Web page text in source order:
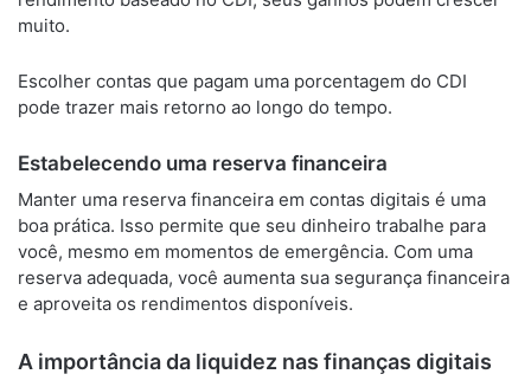
muito.
Escolher contas que pagam uma porcentagem do CDI
pode trazer mais retorno ao longo do tempo.
Estabelecendo uma reserva financeira
Manter uma reserva financeira em contas digitais é uma
boa prática. Isso permite que seu dinheiro trabalhe para
você, mesmo em momentos de emergência. Com uma
reserva adequada, você aumenta sua segurança financeira
e aproveita os rendimentos disponíveis.
A importância da liquidez nas finanças digitais